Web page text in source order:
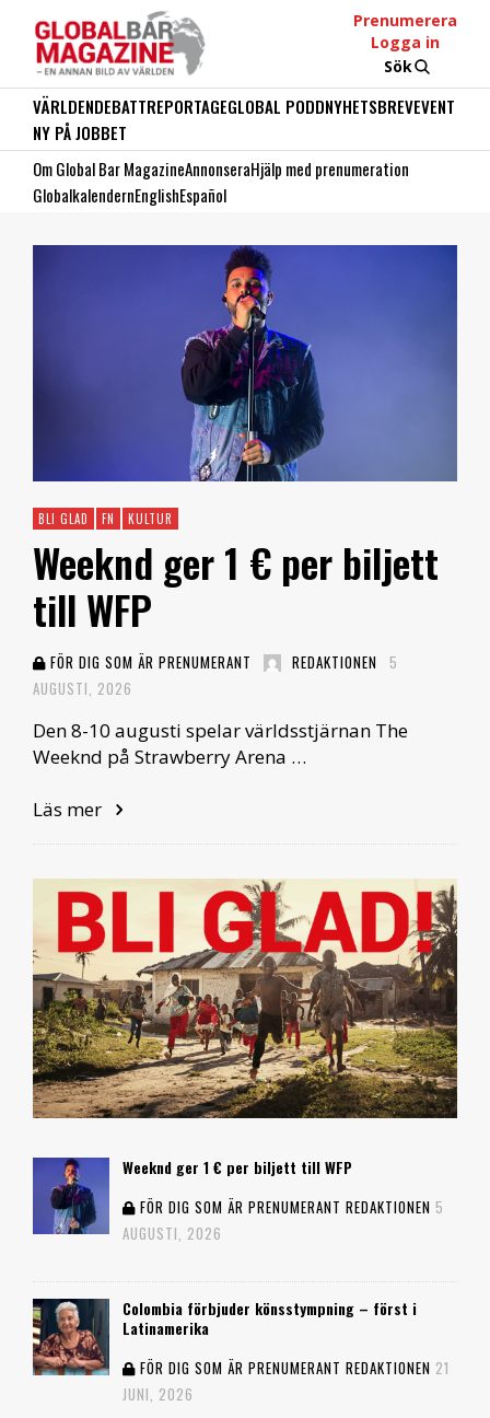
Prenumerera
Logga in
Sök
VÄRLDENDEBATTREPORTAGEGLOBAL PODDNYHETSBREVEVENT
NY PÅ JOBBET
Om Global Bar MagazineAnnonseraHjälp med prenumeration
GlobalkalendernEnglishEspañol
BLI GLAD FN KULTUR
Weeknd ger 1 € per biljett
till WFP
FÖR DIG SOM ÄR PRENUMERANT REDAKTIONEN
5
AUGUSTI, 2026
Den 8-10 augusti spelar världsstjärnan The
Weeknd på Strawberry Arena …
Läs mer
Weeknd ger 1 € per biljett till WFP
FÖR DIG SOM ÄR PRENUMERANT REDAKTIONEN 5
AUGUSTI, 2026
Colombia förbjuder könsstympning – först i
Latinamerika
FÖR DIG SOM ÄR PRENUMERANT REDAKTIONEN 21
JUNI, 2026